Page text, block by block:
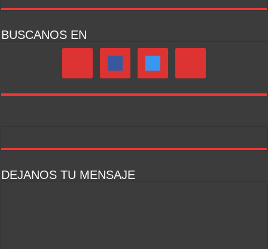
BUSCANOS EN
DEJANOS TU MENSAJE